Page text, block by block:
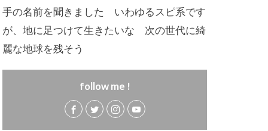
手の名前を聞きました いわゆるスピ系です
が、地に足つけて生きたいな 次の世代に綺
麗な地球を残そう
follow me !